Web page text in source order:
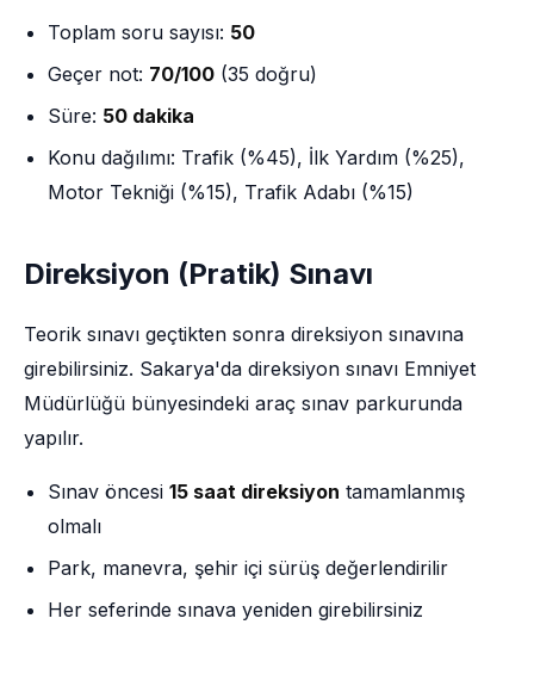
Toplam soru sayısı: 50
Geçer not: 70/100 (35 doğru)
Süre: 50 dakika
Konu dağılımı: Trafik (%45), İlk Yardım (%25),
Motor Tekniği (%15), Trafik Adabı (%15)
Direksiyon (Pratik) Sınavı
Teorik sınavı geçtikten sonra direksiyon sınavına
girebilirsiniz. Sakarya'da direksiyon sınavı Emniyet
Müdürlüğü bünyesindeki araç sınav parkurunda
yapılır.
Sınav öncesi 15 saat direksiyon tamamlanmış
olmalı
Park, manevra, şehir içi sürüş değerlendirilir
Her seferinde sınava yeniden girebilirsiniz